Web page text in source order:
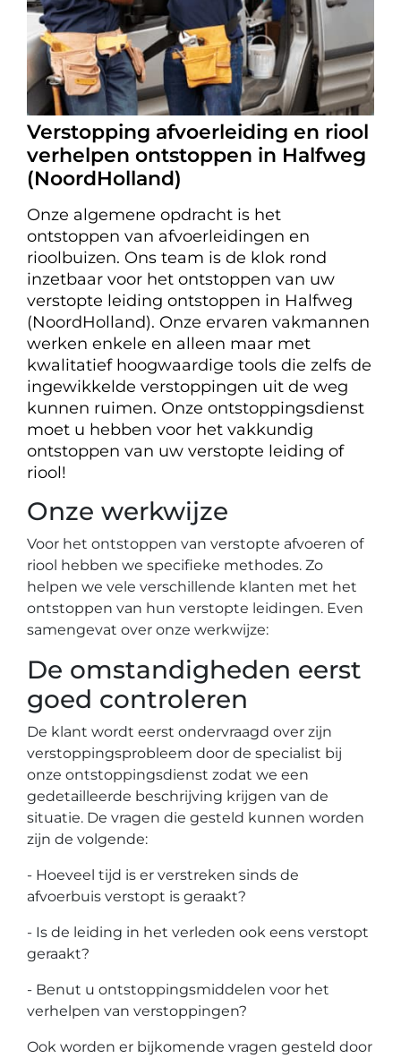
Verstopping afvoerleiding en riool
verhelpen ontstoppen in Halfweg
(NoordHolland)
Onze algemene opdracht is het
ontstoppen van afvoerleidingen en
rioolbuizen. Ons team is de klok rond
inzetbaar voor het ontstoppen van uw
verstopte leiding ontstoppen in Halfweg
(NoordHolland). Onze ervaren vakmannen
werken enkele en alleen maar met
kwalitatief hoogwaardige tools die zelfs de
ingewikkelde verstoppingen uit de weg
kunnen ruimen. Onze ontstoppingsdienst
moet u hebben voor het vakkundig
ontstoppen van uw verstopte leiding of
riool!
Onze werkwijze
Voor het ontstoppen van verstopte afvoeren of
riool hebben we specifieke methodes. Zo
helpen we vele verschillende klanten met het
ontstoppen van hun verstopte leidingen. Even
samengevat over onze werkwijze:
De omstandigheden eerst
goed controleren
De klant wordt eerst ondervraagd over zijn
verstoppingsprobleem door de specialist bij
onze ontstoppingsdienst zodat we een
gedetailleerde beschrijving krijgen van de
situatie. De vragen die gesteld kunnen worden
zijn de volgende:
- Hoeveel tijd is er verstreken sinds de
afvoerbuis verstopt is geraakt?
- Is de leiding in het verleden ook eens verstopt
geraakt?
- Benut u ontstoppingsmiddelen voor het
verhelpen van verstoppingen?
Ook worden er bijkomende vragen gesteld door